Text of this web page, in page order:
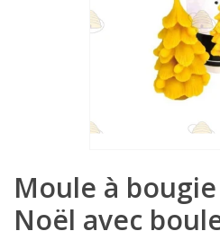
Moule à
Noël avec